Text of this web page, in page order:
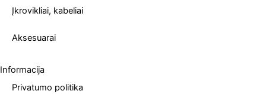
Įkrovikliai, kabeliai
Aksesuarai
Informacija
Privatumo politika